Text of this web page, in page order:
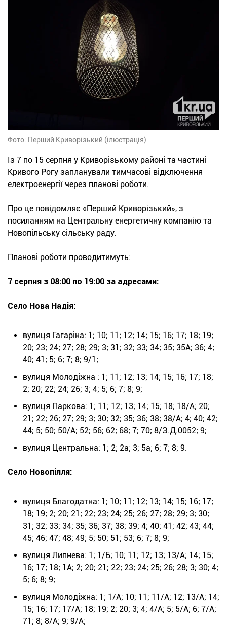
Фото: Перший Криворізький (ілюстрація)
Із 7 по 15 серпня у Криворізькому районі та частині
Кривого Рогу запланували тимчасові відключення
електроенергії через планові роботи.
Про це повідомляє «Перший Криворізький», з
посиланням на Центральну енергетичну компанію та
Новопільську сільську раду.
Планові роботи проводитимуть:
7 серпня з 08:00 по 19:00 за адресами:
Село Нова Надія:
вулиця Гагаріна: 1; 10; 11; 12; 14; 15; 16; 17; 18; 19;
20; 23; 24; 27; 28; 29; 3; 31; 32; 33; 34; 35; 35А; 36; 4;
40; 41; 5; 6; 7; 8; 9/1;
вулиця Молодіжна : 1; 11; 12; 13; 14; 15; 16; 17; 18;
2; 20; 22; 24; 26; 3; 4; 5; 6; 7; 8; 9;
вулиця Паркова: 1; 11; 12; 13; 14; 15; 18; 18/А; 20;
21; 22; 26; 27; 29; 3; 30; 32; 35; 36; 38; 38/А; 4; 40; 42;
44; 5; 50; 50/А; 52; 56; 62; 68; 7; 70; 8/З.Д.0052; 9;
вулиця Центральна: 1; 2; 2а; 3; 5а; 6; 7; 8; 9.
Село Новопілля:
вулиця Благодатна: 1; 10; 11; 12; 13; 14; 15; 16; 17;
18; 19; 2; 20; 21; 22; 23; 24; 25; 26; 27; 28; 29; 3; 30;
31; 32; 33; 34; 35; 36; 37; 38; 39; 4; 40; 41; 42; 43; 44;
45; 46; 47; 48; 49; 5; 50; 51; 53; 6; 7; 8; 9;
вулиця Липнева: 1; 1/Б; 10; 11; 12; 13; 13/А; 14; 15;
16; 17; 18; 1А; 2; 20; 21; 22; 23; 24; 25; 26; 28; 3; 30; 4;
5; 6; 8; 9;
вулиця Молодіжна: 1; 1/А; 10; 11; 11/А; 12; 13/А; 14;
15; 16; 17; 17/А; 18; 19; 2; 20; 3; 4; 4/А; 5; 5/А; 6; 7/А;
71; 8; 8/А; 9; 9/А;